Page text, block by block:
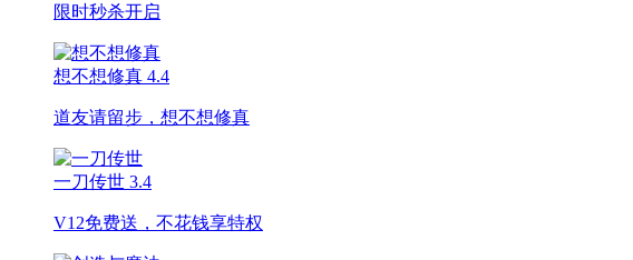
限时秒杀开启
想不想修真 4.4
道友请留步，想不想修真
一刀传世 3.4
V12免费送，不花钱享特权